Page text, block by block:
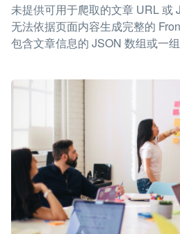
未提供可用于爬取的文章 URL 或
无法依据页面内容生成完整的
包含文章信息的 JSON 数组或一组